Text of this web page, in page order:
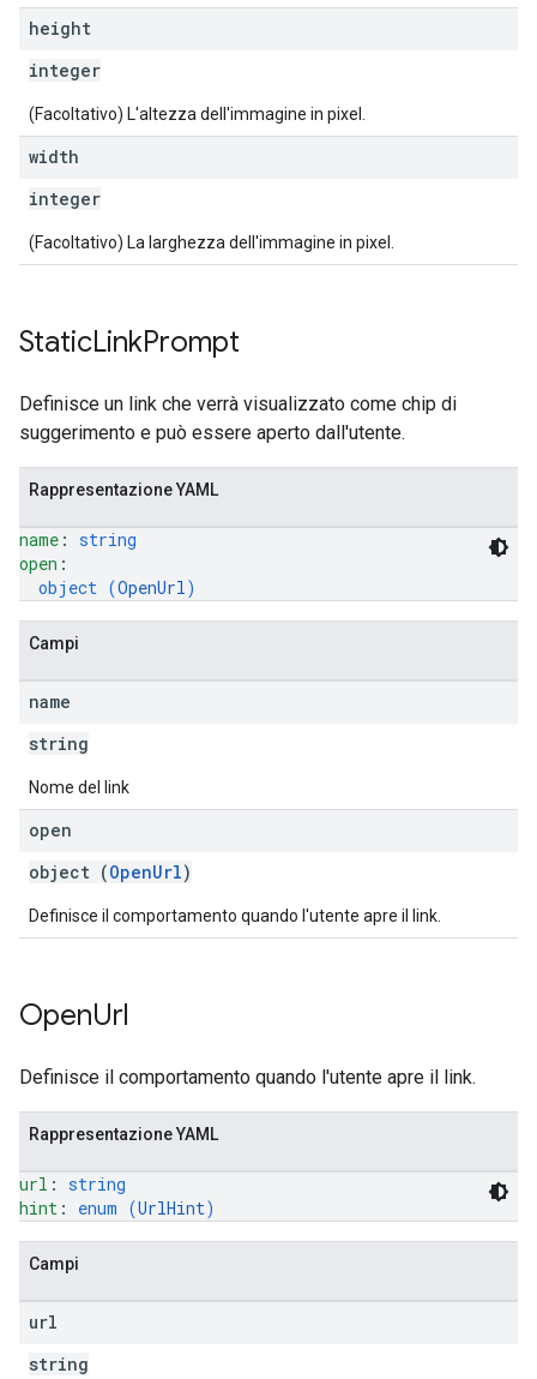
height
integer
(Facoltativo) L'altezza dell'immagine in pixel.
width
integer
(Facoltativo) La larghezza dell'immagine in pixel.
StaticLinkPrompt
Definisce un link che verrà visualizzato come chip di
suggerimento e può essere aperto dall'utente.
Rappresentazione YAML
name : string
open :
object (OpenUrl)
Campi
name
string
Nome del link
open
object (OpenUrl)
Definisce il comportamento quando l'utente apre il link.
OpenUrl
Definisce il comportamento quando l'utente apre il link.
Rappresentazione YAML
url : string
hint : enum (UrlHint)
Campi
url
string